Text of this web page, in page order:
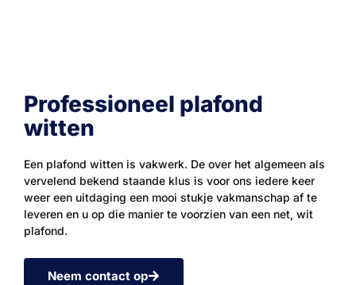
Professioneel plafond
witten
Een plafond witten is vakwerk. De over het algemeen als
vervelend bekend staande klus is voor ons iedere keer
weer een uitdaging een mooi stukje vakmanschap af te
leveren en u op die manier te voorzien van een net, wit
plafond.
Neem contact op